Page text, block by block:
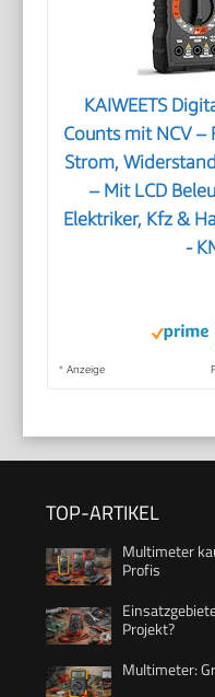
KAIWEETS
Counts mit NCV –
Strom,
– Mit LCD
Elektriker, Kfz &
-
* Anzeige
TOP-ARTIKEL
Multimeter
Profis
Projekt?
Multimeter: